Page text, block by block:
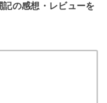
の感想・レビューを